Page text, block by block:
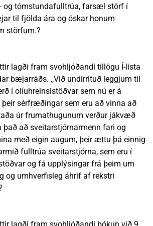
og tómstundafulltrúa, farsæl störf í
til fjölda ára og óskar honum
störfum.?
lagði fram svohljóðandi tillögu Í-lista
bæjarráðs. ,,Við undirrituð leggjum til
í olíuhreinsistöðvar sem nú er á
sérfræðingar sem eru að vinna að
úr frumathugunum verður jákvæð
það að sveitarstjórnarmenn fari og
með eigin augum, þeir ættu þá einnig
fulltrúa sveitarstjórna, sem eru í
og fá upplýsingar frá þeim um
og umhverfisleg áhrif af rekstri